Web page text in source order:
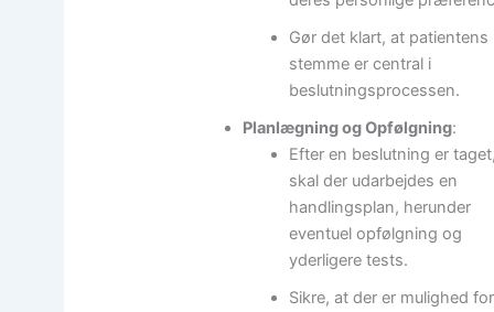
Gør det klart, at patientens
stemme er central i
beslutningsprocessen.
Planlægning og Opfølgning:
Efter en beslutning er
skal der udarbejdes en
handlingsplan, herunder
eventuel opfølgning og
yderligere tests.
Sikre, at der er mulighed